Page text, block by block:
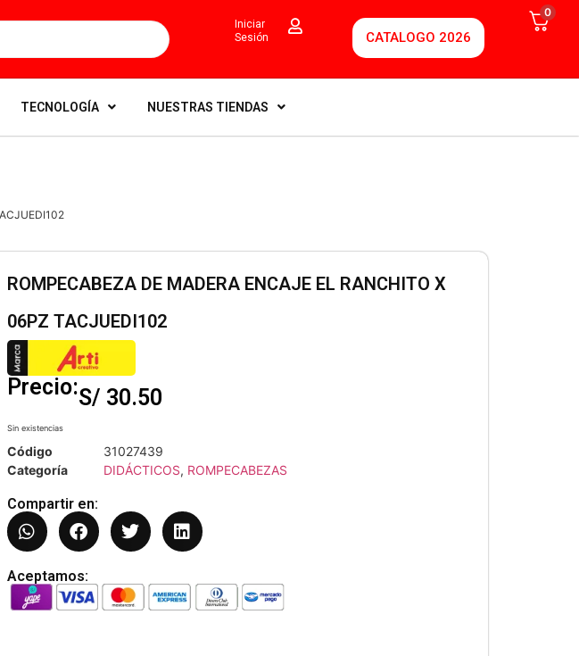
Iniciar
Sesión
CATALOGO 2026
0
TECNOLOGÍA NUESTRAS TIENDAS
ROMPECABEZA DE MADERA ENCAJE EL RANCHITO X
06PZ TACJUEDI102
Precio:S/ 30.50
Sin existencias
Código
31027439
Categoría
DIDÁCTICOS, ROMPECABEZAS
Compartir en:
Aceptamos: